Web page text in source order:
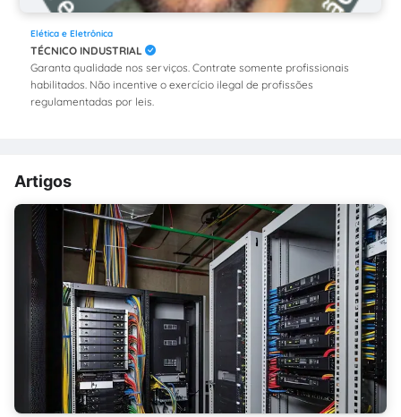
Elética e Eletrônica
TÉCNICO INDUSTRIAL
Garanta qualidade nos serviços. Contrate somente profissionais
habilitados. Não incentive o exercício ilegal de profissões
regulamentadas por leis.
Artigos